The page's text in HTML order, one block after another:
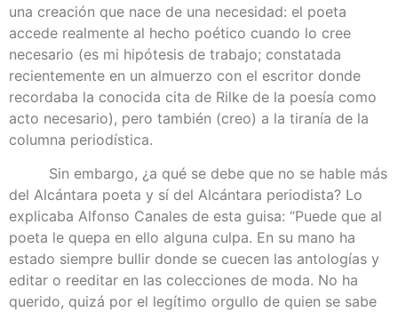
una creación que nace de una necesidad: el poeta
accede realmente al hecho poético cuando lo cree
necesario (es mi hipótesis de trabajo; constatada
recientemente en un almuerzo con el escritor donde
recordaba la conocida cita de Rilke de la poesía como
acto necesario), pero también (creo) a la tiranía de la
columna periodística.
Sin embargo, ¿a qué se debe que no se hable más
del Alcántara poeta y sí del Alcántara periodista? Lo
explicaba Alfonso Canales de esta guisa: “Puede que al
poeta le quepa en ello alguna culpa. En su mano ha
estado siempre bullir donde se cuecen las antologías y
editar o reeditar en las colecciones de moda. No ha
querido, quizá por el legítimo orgullo de quien se sabe